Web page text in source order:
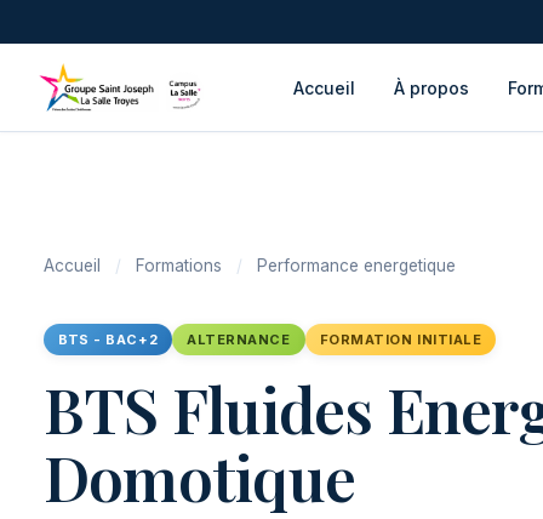
Accueil À propos
Accueil / Formations / Performance energetique
BTS - BAC+2 ALTERNANCE FORMATION INITIALE
BTS Fluides
Domotique